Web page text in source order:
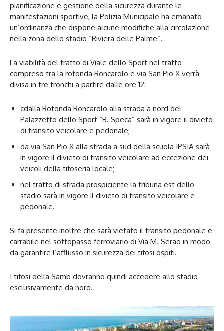
pianificazione e gestione della sicurezza durante le
manifestazioni sportive, la Polizia Municipale ha emanato
un’ordinanza che dispone alcune modifiche alla circolazione
nella zona dello stadio “Riviera delle Palme”.
La viabilità del tratto di Viale dello Sport nel tratto
compreso tra la rotonda Roncarolo e via San Pio X verrà
divisa in tre tronchi a partire dalle ore 12:
cdalla Rotonda Roncarolo alla strada a nord del
Palazzetto dello Sport “B. Speca” sarà in vigore il divieto
di transito veicolare e pedonale;
da via San Pio X alla strada a sud della scuola IPSIA sarà
in vigore il divieto di transito veicolare ad eccezione dei
veicoli della tifoseria locale;
nel tratto di strada prospiciente la tribuna est dello
stadio sarà in vigore il divieto di transito veicolare e
pedonale.
Si fa presente inoltre che sarà vietato il transito pedonale e
carrabile nel sottopasso ferroviario di Via M. Serao in modo
da garantire l’afflusso in sicurezza dei tifosi ospiti.
I tifosi della Samb dovranno quindi accedere allo stadio
esclusivamente da nord.